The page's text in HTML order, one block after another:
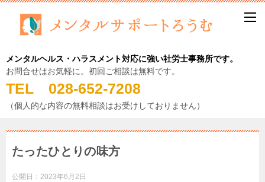
メンタルヘルス・ハラスメント対応に強い社労士事務所です。
お問合せはお気軽に。初回ご相談は無料です。
TEL 028-652-7208
（個人的な内容の無料相談はお受けしておりません）
たったひとりの味方
公開日： 2023年6月2日